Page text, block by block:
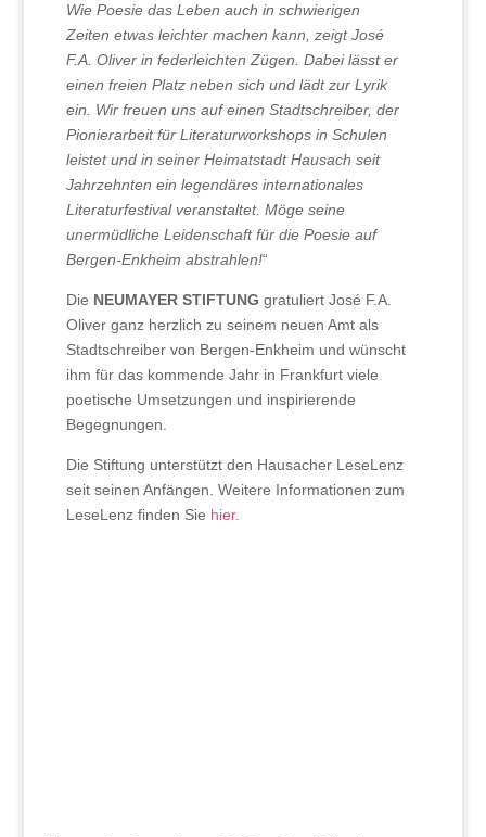
Wie Poesie das Leben auch in schwierigen
Zeiten etwas leichter machen kann, zeigt José
F.A. Oliver in federleichten Zügen. Dabei lässt er
einen freien Platz neben sich und lädt zur Lyrik
ein. Wir freuen uns auf einen Stadtschreiber, der
Pionierarbeit für Literaturworkshops in Schulen
leistet und in seiner Heimatstadt Hausach seit
Jahrzehnten ein legendäres internationales
Literaturfestival veranstaltet. Möge seine
unermüdliche Leidenschaft für die Poesie auf
Bergen-Enkheim abstrahlen!“
Die NEUMAYER STIFTUNG gratuliert José F.A.
Oliver ganz herzlich zu seinem neuen Amt als
Stadtschreiber von Bergen-Enkheim und wünscht
ihm für das kommende Jahr in Frankfurt viele
poetische Umsetzungen und inspirierende
Begegnungen.
Die Stiftung unterstützt den Hausacher LeseLenz
seit seinen Anfängen. Weitere Informationen zum
LeseLenz finden Sie hier.